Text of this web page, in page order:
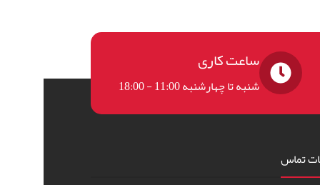
ساعت کاری
شنبه تا چهارشنبه 11:00 - 18:00
تماس